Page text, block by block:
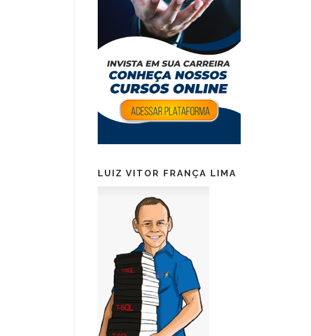
LUIZ VITOR FRANÇA LIMA